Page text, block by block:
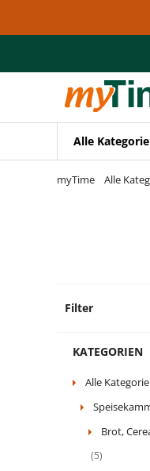
Zur Navigation springen
Alle
myTime Alle
Filter
KATEGORIEN
Alle
Brot,
(5)